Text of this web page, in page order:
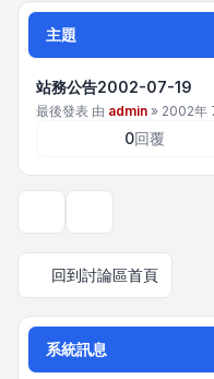
主題
站務公告2002-07-19
最後發表 由 admin » 2002年
0回覆
回到討論區首頁
系統訊息